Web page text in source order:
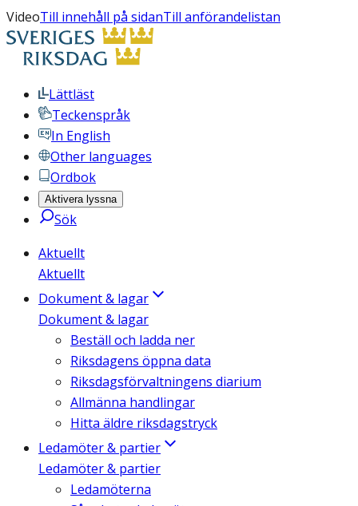
VideoTill innehåll på sidanTill anförandelistan
Lättläst
Teckenspråk
In English
Other languages
Ordbok
Aktivera lyssna
Sök
Aktuellt
Aktuellt
Dokument & lagar
Dokument & lagar
Beställ och ladda ner
Riksdagens öppna data
Riksdagsförvaltningens diarium
Allmänna handlingar
Hitta äldre riksdagstryck
Ledamöter & partier
Ledamöter & partier
Ledamöterna